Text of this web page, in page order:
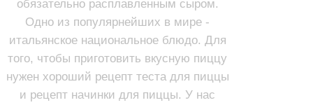
обязательно расплавленным сыром.
Одно из популярнейших в мире -
итальянское национальное блюдо. Для
того, чтобы приготовить вкусную пиццу
нужен хороший рецепт теста для пиццы
и рецепт начинки для пиццы. У нас